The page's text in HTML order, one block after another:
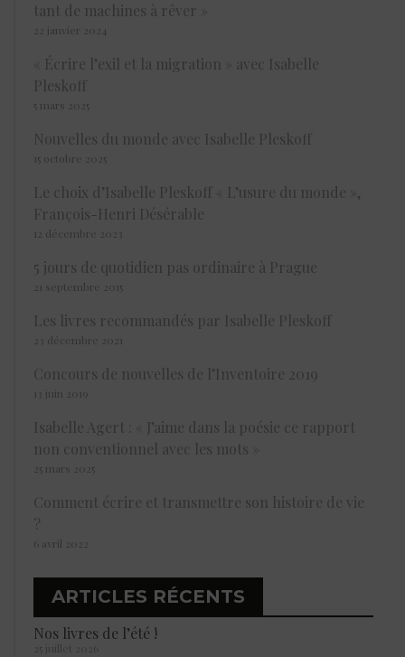
tant de machines à rêver »
22 janvier 2024
« Écrire l’exil et la migration » avec Isabelle
Pleskoff
5 mars 2025
Nouvelles du monde avec Isabelle Pleskoff
15 octobre 2025
Le choix d’Isabelle Pleskoff « L’usure du monde »,
François-Henri Désérable
12 décembre 2023
5 jours de quotidien pas ordinaire à Prague
21 septembre 2015
Les livres recommandés par Isabelle Pleskoff
23 décembre 2021
Concours de nouvelles de l’Inventoire 2019
13 juin 2019
Isabelle Agert : « J’aime dans la poésie ce rapport
non conventionnel avec les mots »
25 mars 2025
Comment écrire et transmettre son histoire de vie
?
6 avril 2022
ARTICLES RÉCENTS
Nos livres de l’été !
25 juillet 2026